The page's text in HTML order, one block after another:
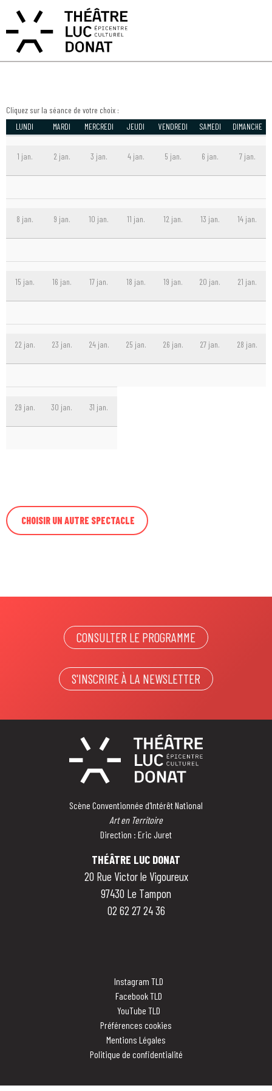
MON COMPTE
ACCÈS PRIVATIF
BATTLE RUN & SENS
Cliquez sur la séance de votre choix :
LUNDI MARDI MERCREDI JEUDI VENDREDI SAMEDI DIMANCHE
1 jan. 2 jan. 3 jan. 4 jan. 5 jan. 6 jan. 7 jan.
8 jan. 9 jan. 10 jan. 11 jan. 12 jan. 13 jan. 14 jan.
15 jan. 16 jan. 17 jan. 18 jan. 19 jan. 20 jan. 21 jan.
22 jan. 23 jan. 24 jan. 25 jan. 26 jan. 27 jan. 28 jan.
29 jan. 30 jan. 31 jan.
CONSULTER LE PROGRAMME
S'INSCRIRE À LA NEWSLETTER
Scène Conventionnée d'Intérêt National
Art en Territoire
Direction : Eric Juret
THÉÂTRE LUC DONAT
20 Rue Victor le Vigoureux
97430 Le Tampon
02 62 27 24 36
Instagram TLD
Facebook TLD
YouTube TLD
Préférences cookies
Mentions Légales
Politique de confidentialité